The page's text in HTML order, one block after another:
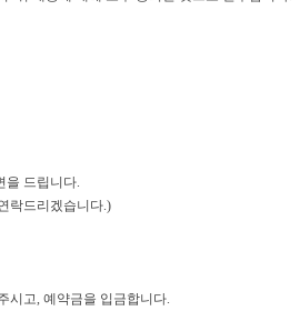
을 드립니다.
락드리겠습니다.)
시고, 예약금을 입금합니다.